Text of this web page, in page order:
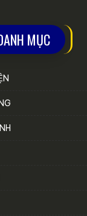
MỤC